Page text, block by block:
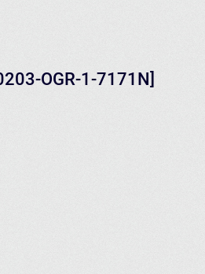
OGR-1-7171N]